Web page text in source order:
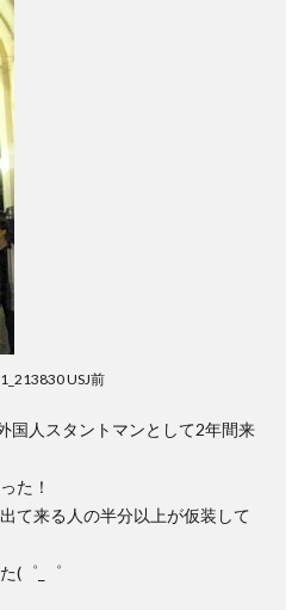
USJ前
国人スタントマンとして2年間来
た！
て来る人の半分以上が仮装して
(゜_゜